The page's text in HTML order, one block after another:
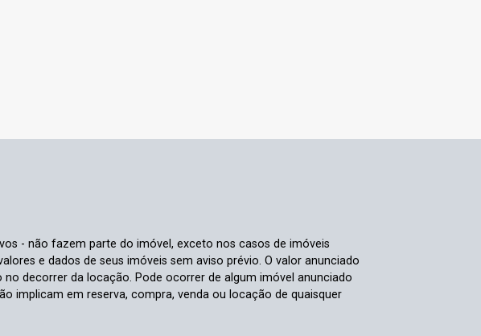
- não fazem parte do imóvel, exceto nos casos de imóveis
e dados de seus imóveis sem aviso prévio. O valor anunciado
decorrer da locação. Pode ocorrer de algum imóvel anunciado
implicam em reserva, compra, venda ou locação de quaisquer